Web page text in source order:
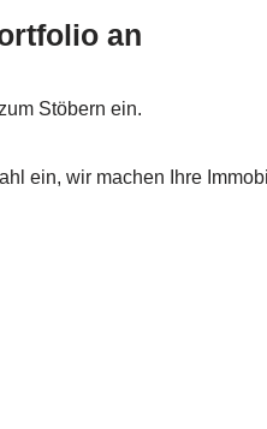
an
Stöbern ein.
ein, wir machen Ihre